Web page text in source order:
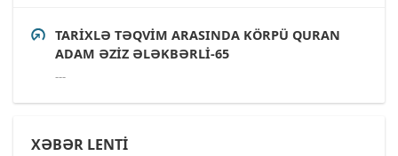
TARİXLƏ TƏQVİM ARASINDA KÖRPÜ QURAN
ADAM ƏZİZ ƏLƏKBƏRLİ-65
---
XƏBƏR LENTİ